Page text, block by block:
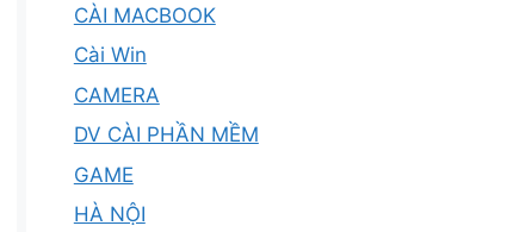
CÀI MACBOOK
Cài Win
CAMERA
DV CÀI PHẦN MỀM
GAME
HÀ NỘI